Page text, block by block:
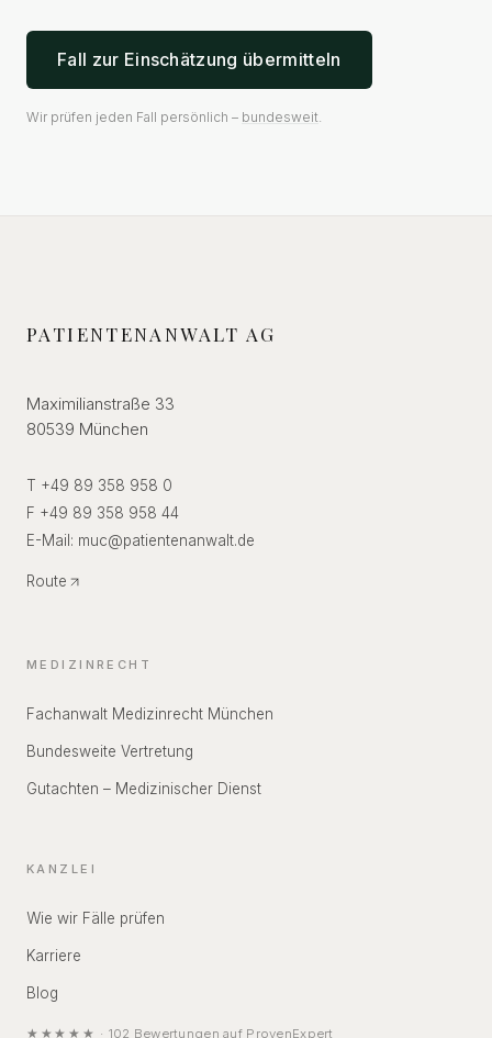
Fall zur Einschätzung übermitteln
Wir prüfen jeden Fall persönlich – bundesweit.
PATIENTENANWALT AG
Maximilianstraße 33
80539 München
T +49 89 358 958 0
F +49 89 358 958 44
E-Mail: muc@patientenanwalt.de
Route
MEDIZINRECHT
Fachanwalt Medizinrecht München
Bundesweite Vertretung
Gutachten – Medizinischer Dienst
KANZLEI
Wie wir Fälle prüfen
Karriere
Blog
★★★★★ · 102 Bewertungen auf ProvenExpert